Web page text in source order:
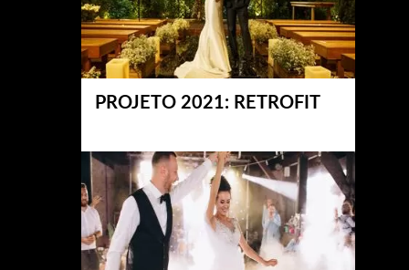
PROJETO 2021: RETROFIT